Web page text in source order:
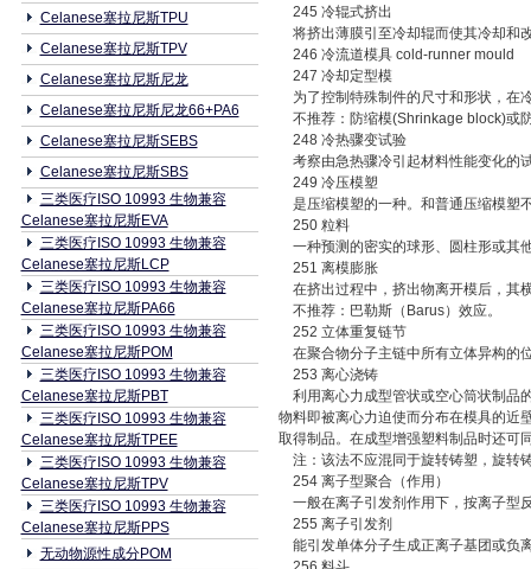
Celanese塞拉尼斯TPU
Celanese塞拉尼斯TPV
Celanese塞拉尼斯尼龙
Celanese塞拉尼斯尼龙66+PA6
Celanese塞拉尼斯SEBS
Celanese塞拉尼斯SBS
三类医疗ISO 10993 生物兼容
Celanese塞拉尼斯EVA
三类医疗ISO 10993 生物兼容
Celanese塞拉尼斯LCP
三类医疗ISO 10993 生物兼容
Celanese塞拉尼斯PA66
三类医疗ISO 10993 生物兼容
Celanese塞拉尼斯POM
三类医疗ISO 10993 生物兼容
Celanese塞拉尼斯PBT
三类医疗ISO 10993 生物兼容
Celanese塞拉尼斯TPEE
三类医疗ISO 10993 生物兼容
Celanese塞拉尼斯TPV
三类医疗ISO 10993 生物兼容
Celanese塞拉尼斯PPS
无动物源性成分POM
245 冷辊式挤出
将挤出薄膜引至冷却辊而使其冷却和
246 冷流道模具 cold-runner mould
247 冷却定型模
为了控制特殊制件的尺寸和形状，在
不推荐：防缩模(Shrinkage block)或
248 冷热骤变试验
考察由急热骤冷引起材料性能变化的
249 冷压模塑
是压缩模塑的一种。和普通压缩模塑
250 粒料
一种预测的密实的球形、圆柱形或其
251 离模膨胀
在挤出过程中，挤出物离开模后，其
不推荐：巴勒斯（Barus）效应。
252 立体重复链节
在聚合物分子主链中所有立体异构的
253 离心浇铸
利用离心力成型管状或空心筒状制品
物料即被离心力迫使而分布在模具的近
取得制品。在成型增强塑料制品时还可
注：该法不应混同于旋转铸塑，旋转
254 离子型聚合（作用）
一般在离子引发剂作用下，按离子型
255 离子引发剂
能引发单体分子生成正离子基团或负